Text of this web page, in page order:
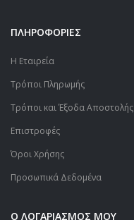
ΠΛΗΡΟΦΟΡΙΕΣ
Η Εταιρεία
Τρόποι Πληρωμής
Τρόποι και Έξοδα Αποστολής
Επιστροφές
Όροι Χρήσης
Προσωπικά Δεδομένα
Ο ΛΟΓΑΡΙΑΣΜΟΣ ΜΟΥ